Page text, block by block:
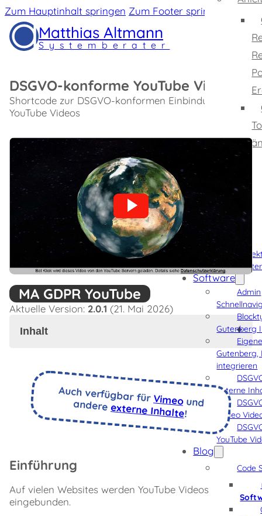
Zum Hauptinhalt springen Zum Footer springen
Matthias Altmann
Systemberater
Startseite
Kompetenz
Profil
Projekte
Software
Admin
Gutenberg
Gutenberg,
integrieren
externe
Vimeo
YouTube
Blog
Code
DSGVO-konforme YouTube Videos
Shortcode zur DSGVO-konformen Einbindung von
YouTube Videos
MA GDPR YouTube
Aktuelle Version: 2.0.1 (21. Mai 2026)
Inhalt
Lösung
Warum
als
Shortcode?
Shortcode
Cache
Shortcode
video
aspect-
Auch verfügbar fürVimeo
und andereexterne Inhalte!
Einführung
Auf vielen Websites werden YouTube Videos
eingebunden.